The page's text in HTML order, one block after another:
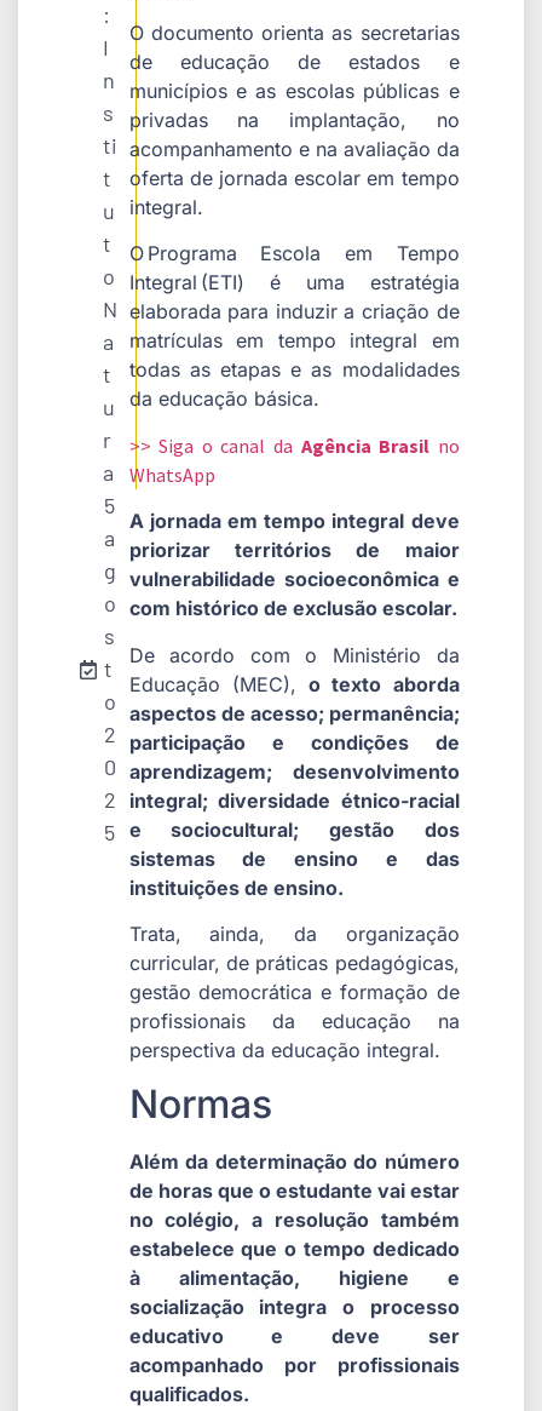
:
I
n
s
ti
t
u
t
o
N
a
t
u
r
a
5
a
g
o
s
t
o
2
0
2
5
O documento orienta as secretarias
de educação de estados e
municípios e as escolas públicas e
privadas na implantação, no
acompanhamento e na avaliação da
oferta de jornada escolar em tempo
integral.
O Programa Escola em Tempo
Integral (ETI) é uma estratégia
elaborada para induzir a criação de
matrículas em tempo integral em
todas as etapas e as modalidades
da educação básica.
>> Siga o canal da Agência Brasil no
WhatsApp
A jornada em tempo integral deve
priorizar territórios de maior
vulnerabilidade socioeconômica e
com histórico de exclusão escolar.
De acordo com o Ministério da
Educação (MEC),o texto aborda
aspectos de acesso; permanência;
participação e condições de
aprendizagem; desenvolvimento
integral; diversidade étnico-racial
e sociocultural; gestão dos
sistemas de ensino e das
instituições de ensino.
Trata, ainda, da organização
curricular, de práticas pedagógicas,
gestão democrática e formação de
profissionais da educação na
perspectiva da educação integral.
Normas
Além da determinação do número
de horas que o estudante vai estar
no colégio, a resolução também
estabelece que o tempo dedicado
à alimentação, higiene e
socialização integra o processo
educativo e deve ser
acompanhado por profissionais
qualificados.